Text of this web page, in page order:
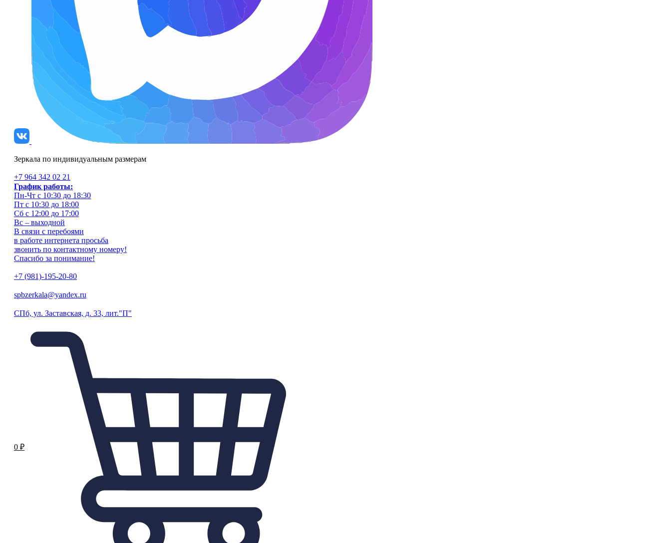
Зеркала по индивидуальным размерам
+7 964 342 02 21
График работы:
Пн-Чт с 10:30 до 18:30
Пт с 10:30 до 18:00
Сб с 12:00 до 17:00
Вс – выходной
В связи с перебоями
в работе интернета просьба
звонить по контактному номеру!
Спасибо за понимание!
+7 (981)-195-20-80
spbzerkala@yandex.ru
СПб, ул. Заставская, д. 33, лит."П"
0 ₽